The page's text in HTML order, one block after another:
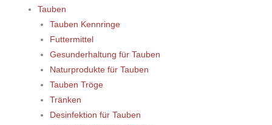
Tauben
Tauben Kennringe
Futtermittel
Gesunderhaltung für Tauben
Naturprodukte für Tauben
Tauben Tröge
Tränken
Desinfektion für Tauben